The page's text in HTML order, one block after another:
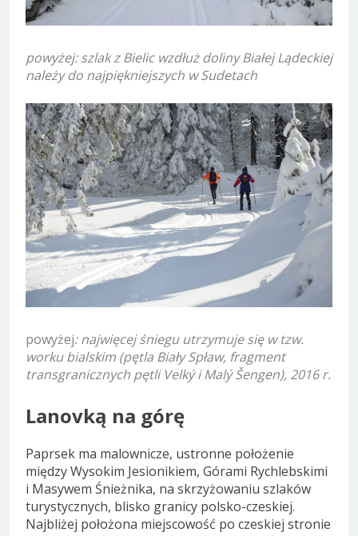
powyżej: szlak z Bielic wzdłuż doliny Białej Lądeckiej
należy do najpiękniejszych w Sudetach
powyżej: najwięcej śniegu utrzymuje się w tzw.
worku bialskim (pętla Biały Spław, fragment
transgranicznych pętli Velký i Malý Šengen), 2016 r.
Lanovką na górę
Paprsek ma malownicze, ustronne położenie
między Wysokim Jesionikiem, Górami Rychlebskimi
i Masywem Śnieżnika, na skrzyżowaniu szlaków
turystycznych, blisko granicy polsko-czeskiej.
Najbliżej położona miejscowość po czeskiej stronie